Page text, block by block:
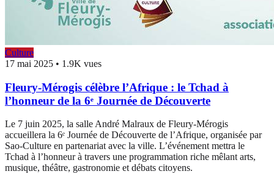
Culture
17 mai 2025 • 1.9K vues
Fleury-Mérogis célèbre l’Afrique : le Tchad à
l’honneur de la 6ᵉ Journée de Découverte
Le 7 juin 2025, la salle André Malraux de Fleury-Mérogis
accueillera la 6ᵉ Journée de Découverte de l’Afrique, organisée par
Sao-Culture en partenariat avec la ville. L’événement mettra le
Tchad à l’honneur à travers une programmation riche mêlant arts,
musique, théâtre, gastronomie et débats citoyens.